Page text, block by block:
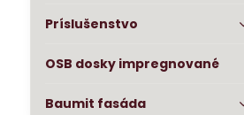
Príslušenstvo
OSB dosky impregnované
Baumit fasáda